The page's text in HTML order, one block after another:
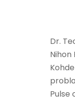
Dr.
Nihon
Pulse